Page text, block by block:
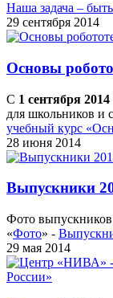
Наша задача –
29 сентября 2014
Основы
С 1 сентября 2014
для школьников и
учебный курс
28 июня 2014
Выпускники
Фото выпускников
«Фото» -
29 мая 2014